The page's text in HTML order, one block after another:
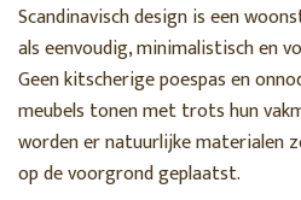
Scandinavisch design is een
als eenvoudig, minimalistisch en
Geen kitscherige poespas en
meubels tonen met trots hun
worden er natuurlijke materialen
op de voorgrond geplaatst.